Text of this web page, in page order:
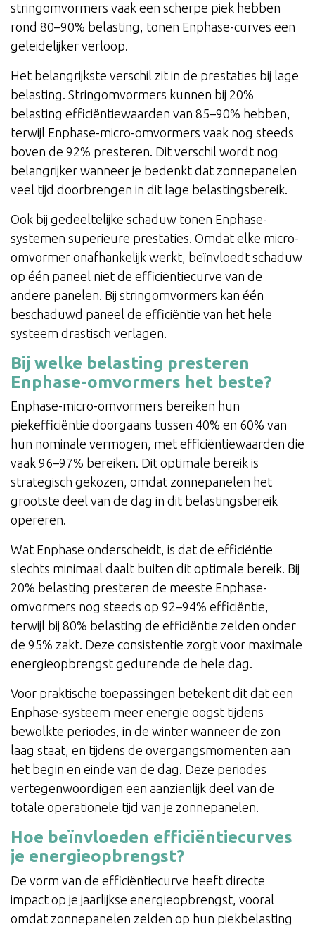
stringomvormers vaak een scherpe piek hebben
rond 80–90% belasting, tonen Enphase-curves een
geleidelijker verloop.
Het belangrijkste verschil zit in de prestaties bij lage
belasting. Stringomvormers kunnen bij 20%
belasting efficiëntiewaarden van 85–90% hebben,
terwijl Enphase-micro-omvormers vaak nog steeds
boven de 92% presteren. Dit verschil wordt nog
belangrijker wanneer je bedenkt dat zonnepanelen
veel tijd doorbrengen in dit lage belastingsbereik.
Ook bij gedeeltelijke schaduw tonen Enphase-
systemen superieure prestaties. Omdat elke micro-
omvormer onafhankelijk werkt, beïnvloedt schaduw
op één paneel niet de efficiëntiecurve van de
andere panelen. Bij stringomvormers kan één
beschaduwd paneel de efficiëntie van het hele
systeem drastisch verlagen.
Bij welke belasting presteren
Enphase-omvormers het beste?
Enphase-micro-omvormers bereiken hun
piekefficiëntie doorgaans tussen 40% en 60% van
hun nominale vermogen, met efficiëntiewaarden die
vaak 96–97% bereiken. Dit optimale bereik is
strategisch gekozen, omdat zonnepanelen het
grootste deel van de dag in dit belastingsbereik
opereren.
Wat Enphase onderscheidt, is dat de efficiëntie
slechts minimaal daalt buiten dit optimale bereik. Bij
20% belasting presteren de meeste Enphase-
omvormers nog steeds op 92–94% efficiëntie,
terwijl bij 80% belasting de efficiëntie zelden onder
de 95% zakt. Deze consistentie zorgt voor maximale
energieopbrengst gedurende de hele dag.
Voor praktische toepassingen betekent dit dat een
Enphase-systeem meer energie oogst tijdens
bewolkte periodes, in de winter wanneer de zon
laag staat, en tijdens de overgangsmomenten aan
het begin en einde van de dag. Deze periodes
vertegenwoordigen een aanzienlijk deel van de
totale operationele tijd van je zonnepanelen.
Hoe beïnvloeden efficiëntiecurves
je energieopbrengst?
De vorm van de efficiëntiecurve heeft directe
impact op je jaarlijkse energieopbrengst, vooral
omdat zonnepanelen zelden op hun piekbelasting